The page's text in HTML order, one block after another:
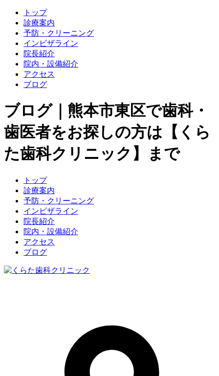
トップ
診療案内
予防・クリーニング
インビザライン
院長紹介
院内・設備紹介
アクセス
ブログ
ブログ｜熊本市東区で歯科・
歯医者をお探しの方は【くら
た歯科クリニック】まで
トップ
診療案内
予防・クリーニング
インビザライン
院長紹介
院内・設備紹介
アクセス
ブログ